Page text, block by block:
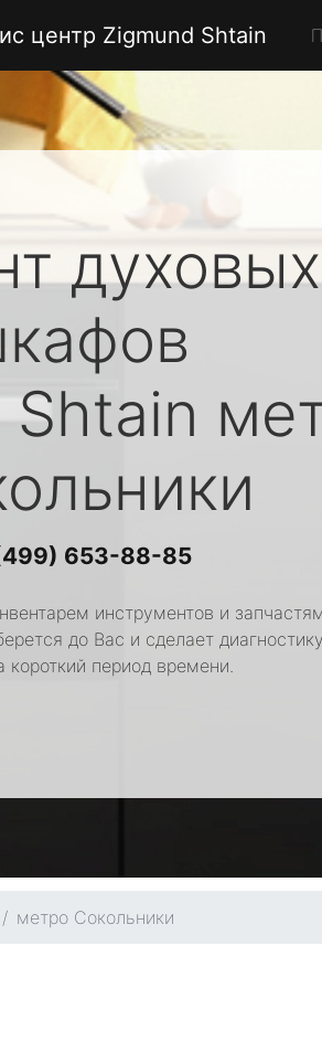
центр Zigmund Shtain
духовых
653-88-85
инструментов и
до Вас и сделает
короткий период времени.
метро Сокольники